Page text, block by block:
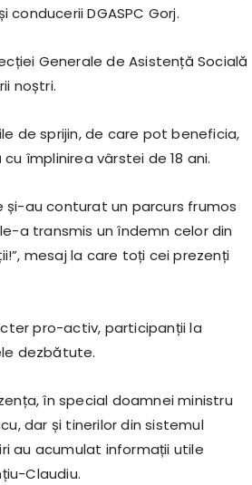
DGASPC Gorj.
Generale de Asistență Socială
noștri.
de sprijin, de care pot beneficia,
împlinirea vârstei de 18 ani.
au conturat un parcurs frumos
a transmis un îndemn celor din
mesaj la care toți cei prezenți
pro-activ, participanții la
dezbătute.
în special doamnei ministru
dar și tinerilor din sistemul
au acumulat informații utile
Claudiu.